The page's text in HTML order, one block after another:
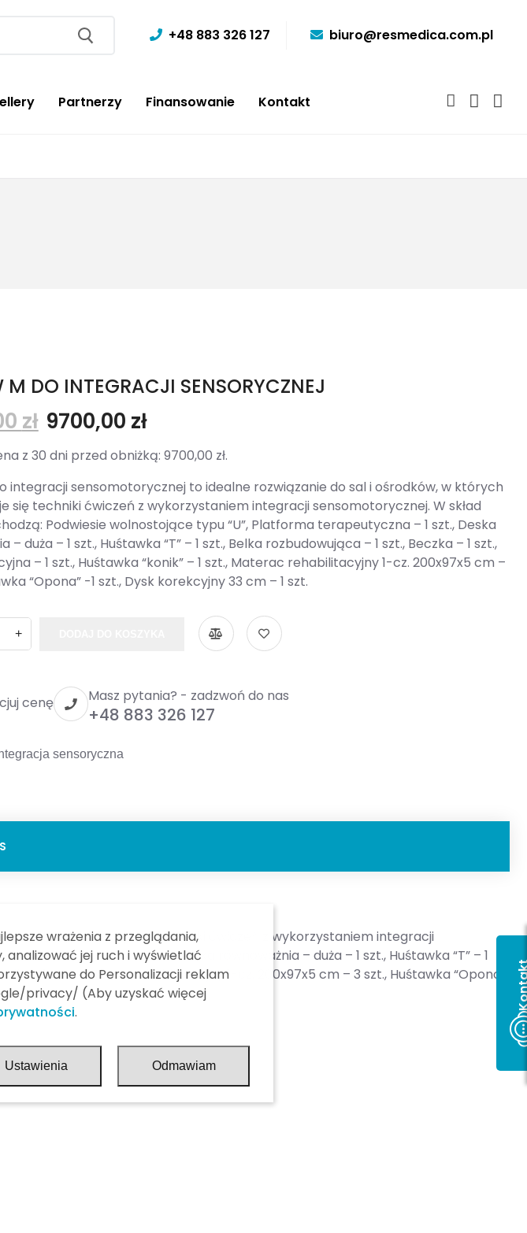
+48 883 326 127 biuro@resmedica.com.pl
Partnerzy Finansowanie Kontakt
M DO INTEGRACJI SENSORYCZNEJ
zł 9700,00 zł
z 30 dni przed obniżką: 9700,00 zł.
integracji sensomotorycznej to idealne rozwiązanie do sal i ośrodków, w których
się techniki ćwiczeń z wykorzystaniem integracji sensomotorycznej. W skład
Podwiesie wolnostojące typu “U”, Platforma terapeutyczna – 1 szt., Deska
– duża – 1 szt., Huśtawka “T” – 1 szt., Belka rozbudowująca – 1 szt., Beczka – 1 szt.,
– 1 szt., Huśtawka “konik” – 1 szt., Materac rehabilitacyjny 1-cz. 200x97x5 cm –
“Opona” -1 szt., Dysk korekcyjny 33 cm – 1 szt.
cenę Masz pytania? - zadzwoń do nas
+48 883 326 127
sensoryczna
wykorzystuje się techniki ćwiczeń z wykorzystaniem integracji
terapeutyczna – 1 szt., Deska równoważnia – duża – 1 szt., Huśtawka “T” – 1
– 1 szt., Materac rehabilitacyjny 1-cz. 200x97x5 cm – 3 szt., Huśtawka “Opona”
wrażenia z przeglądania,
jej ruch i wyświetlać
do Personalizacji reklam
privacy/ (Aby uzyskać więcej
.
Ustawienia Odmawiam